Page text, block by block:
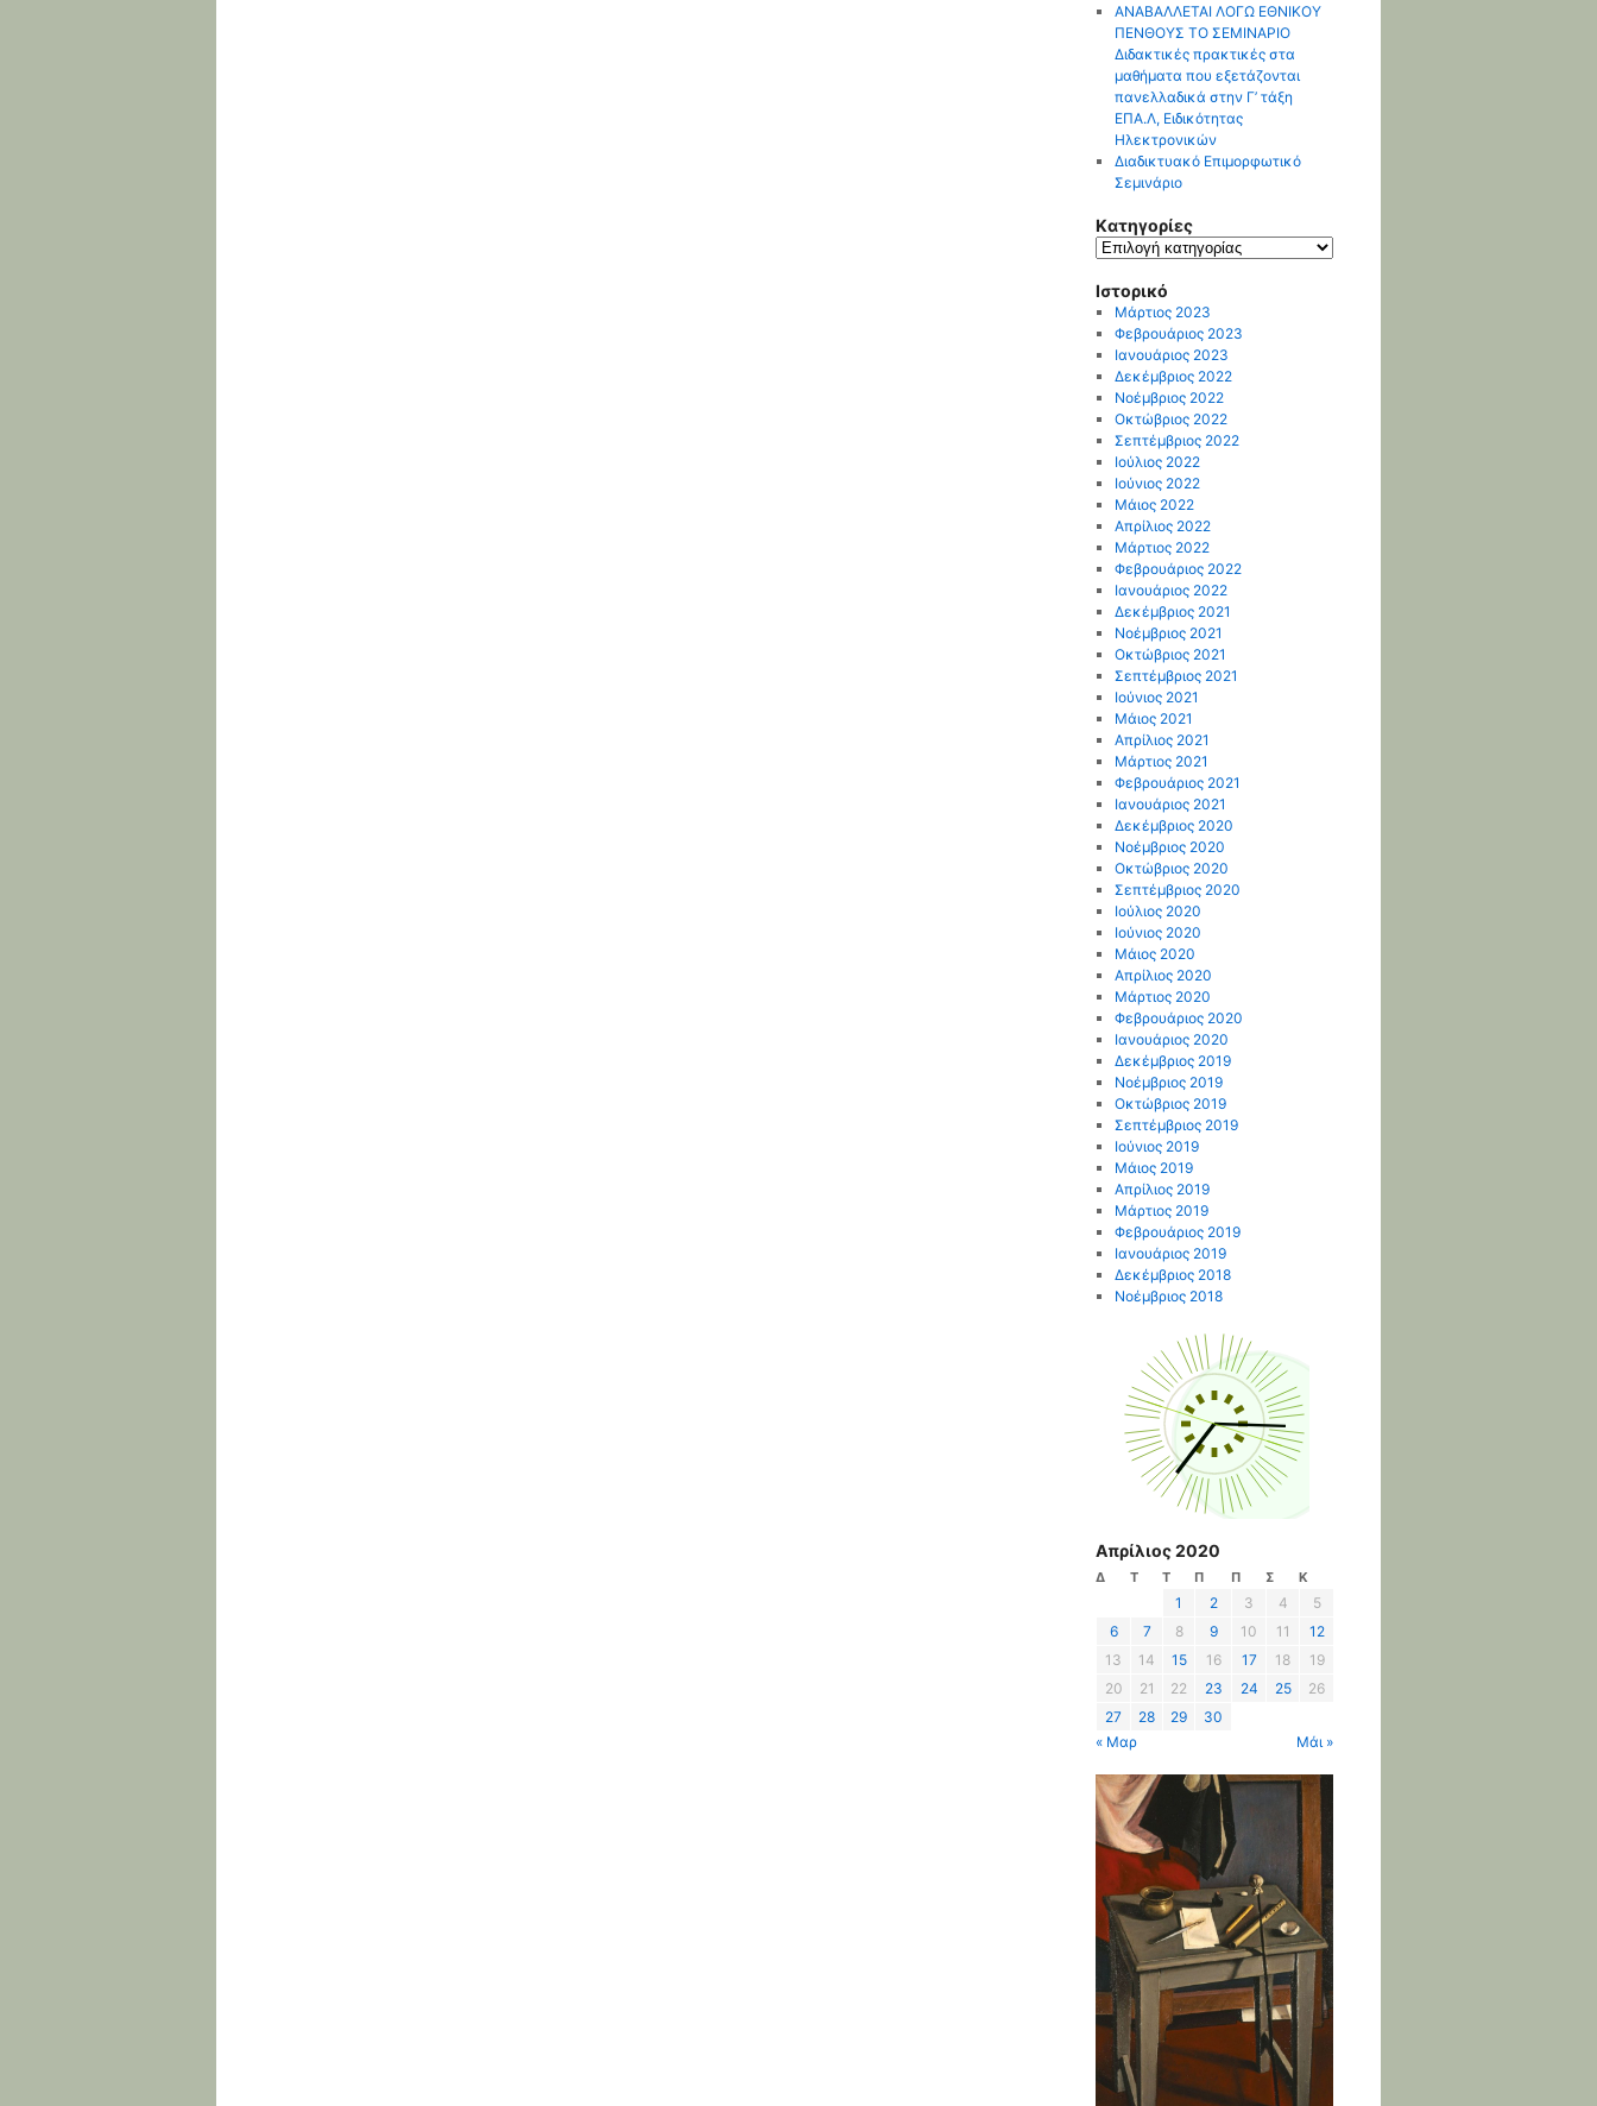
ΑΝΑΒΑΛΛΕΤΑΙ ΛΟΓΩ ΕΘΝΙΚΟΥ
ΠΕΝΘΟΥΣ ΤΟ ΣΕΜΙΝΑΡΙΟ
Διδακτικές πρακτικές στα
μαθήματα που εξετάζονται
πανελλαδικά στην Γ’ τάξη
ΕΠΑ.Λ, Ειδικότητας
Ηλεκτρονικών
Διαδικτυακό Επιμορφωτικό
Σεμινάριο
Kατηγορίες
Kατηγορίες
Ιστορικό
Μάρτιος 2023
Φεβρουάριος 2023
Ιανουάριος 2023
Δεκέμβριος 2022
Νοέμβριος 2022
Οκτώβριος 2022
Σεπτέμβριος 2022
Ιούλιος 2022
Ιούνιος 2022
Μάιος 2022
Απρίλιος 2022
Μάρτιος 2022
Φεβρουάριος 2022
Ιανουάριος 2022
Δεκέμβριος 2021
Νοέμβριος 2021
Οκτώβριος 2021
Σεπτέμβριος 2021
Ιούνιος 2021
Μάιος 2021
Απρίλιος 2021
Μάρτιος 2021
Φεβρουάριος 2021
Ιανουάριος 2021
Δεκέμβριος 2020
Νοέμβριος 2020
Οκτώβριος 2020
Σεπτέμβριος 2020
Ιούλιος 2020
Ιούνιος 2020
Μάιος 2020
Απρίλιος 2020
Μάρτιος 2020
Φεβρουάριος 2020
Ιανουάριος 2020
Δεκέμβριος 2019
Νοέμβριος 2019
Οκτώβριος 2019
Σεπτέμβριος 2019
Ιούνιος 2019
Μάιος 2019
Απρίλιος 2019
Μάρτιος 2019
Φεβρουάριος 2019
Ιανουάριος 2019
Δεκέμβριος 2018
Νοέμβριος 2018
Απρίλιος 2020
Δ Τ Τ Π Π Σ Κ
1 2 3 4
5
6
7 8 9 10 11
12
13
14 15 16 17 18
19
20
21 22 23 24 25
26
27
28 29
30
« Μαρ
Μάι »